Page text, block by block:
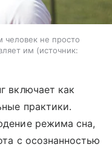
человек не просто
им
источник:
включает как
практики.
режима сна,
с осознанностью